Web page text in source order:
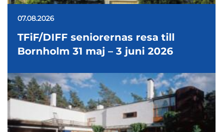
07.08.2026
TFiF/DIFF seniorernas resa till
Bornholm 31 maj – 3 juni 2026